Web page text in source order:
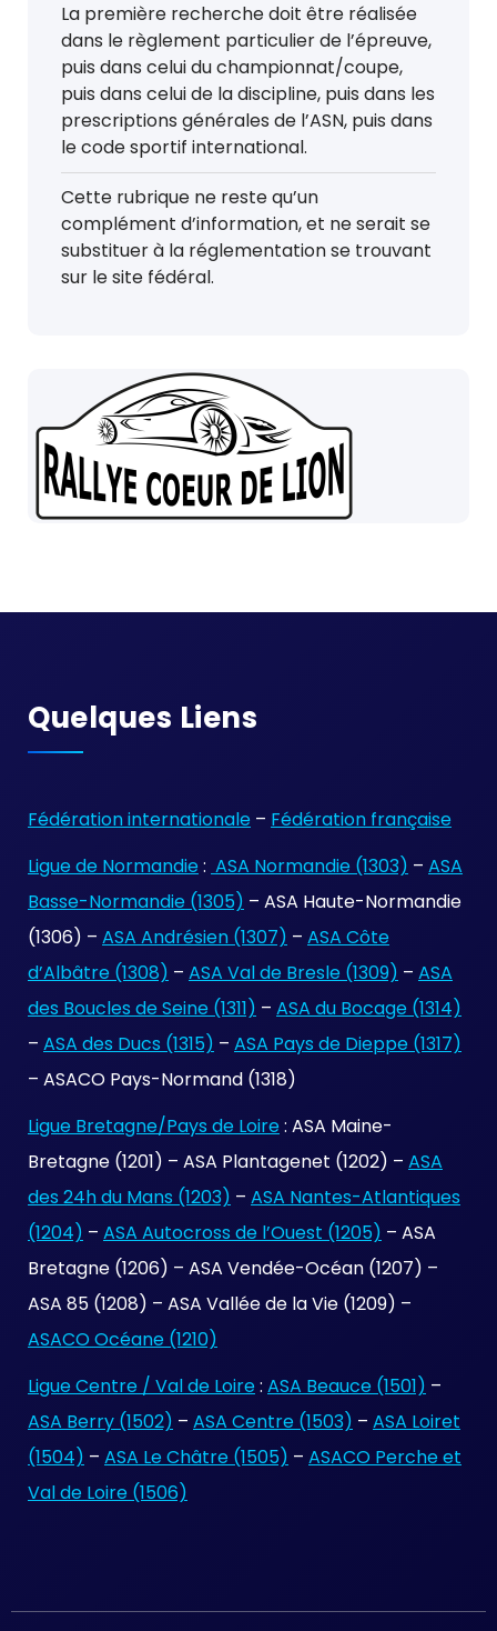
La première recherche doit être réalisée
dans le règlement particulier de l’épreuve,
puis dans celui du championnat/coupe,
puis dans celui de la discipline, puis dans les
prescriptions générales de l’ASN, puis dans
le code sportif international.
Cette rubrique ne reste qu’un
complément d’information, et ne serait se
substituer à la réglementation se trouvant
sur le site fédéral.
Quelques Liens
Fédération internationale – Fédération française
Ligue de Normandie : ASA Normandie (1303) – ASA
Basse-Normandie (1305) – ASA Haute-Normandie
(1306) – ASA Andrésien (1307) – ASA Côte
d’Albâtre (1308) – ASA Val de Bresle (1309) – ASA
des Boucles de Seine (1311) – ASA du Bocage (1314)
– ASA des Ducs (1315) – ASA Pays de Dieppe (1317)
– ASACO Pays-Normand (1318)
Ligue Bretagne/Pays de Loire : ASA Maine-
Bretagne (1201) – ASA Plantagenet (1202) – ASA
des 24h du Mans (1203) – ASA Nantes-Atlantiques
(1204) – ASA Autocross de l’Ouest (1205) – ASA
Bretagne (1206) – ASA Vendée-Océan (1207) –
ASA 85 (1208) – ASA Vallée de la Vie (1209) –
ASACO Océane (1210)
Ligue Centre / Val de Loire : ASA Beauce (1501) –
ASA Berry (1502) – ASA Centre (1503) – ASA Loiret
(1504) – ASA Le Châtre (1505) – ASACO Perche et
Val de Loire (1506)